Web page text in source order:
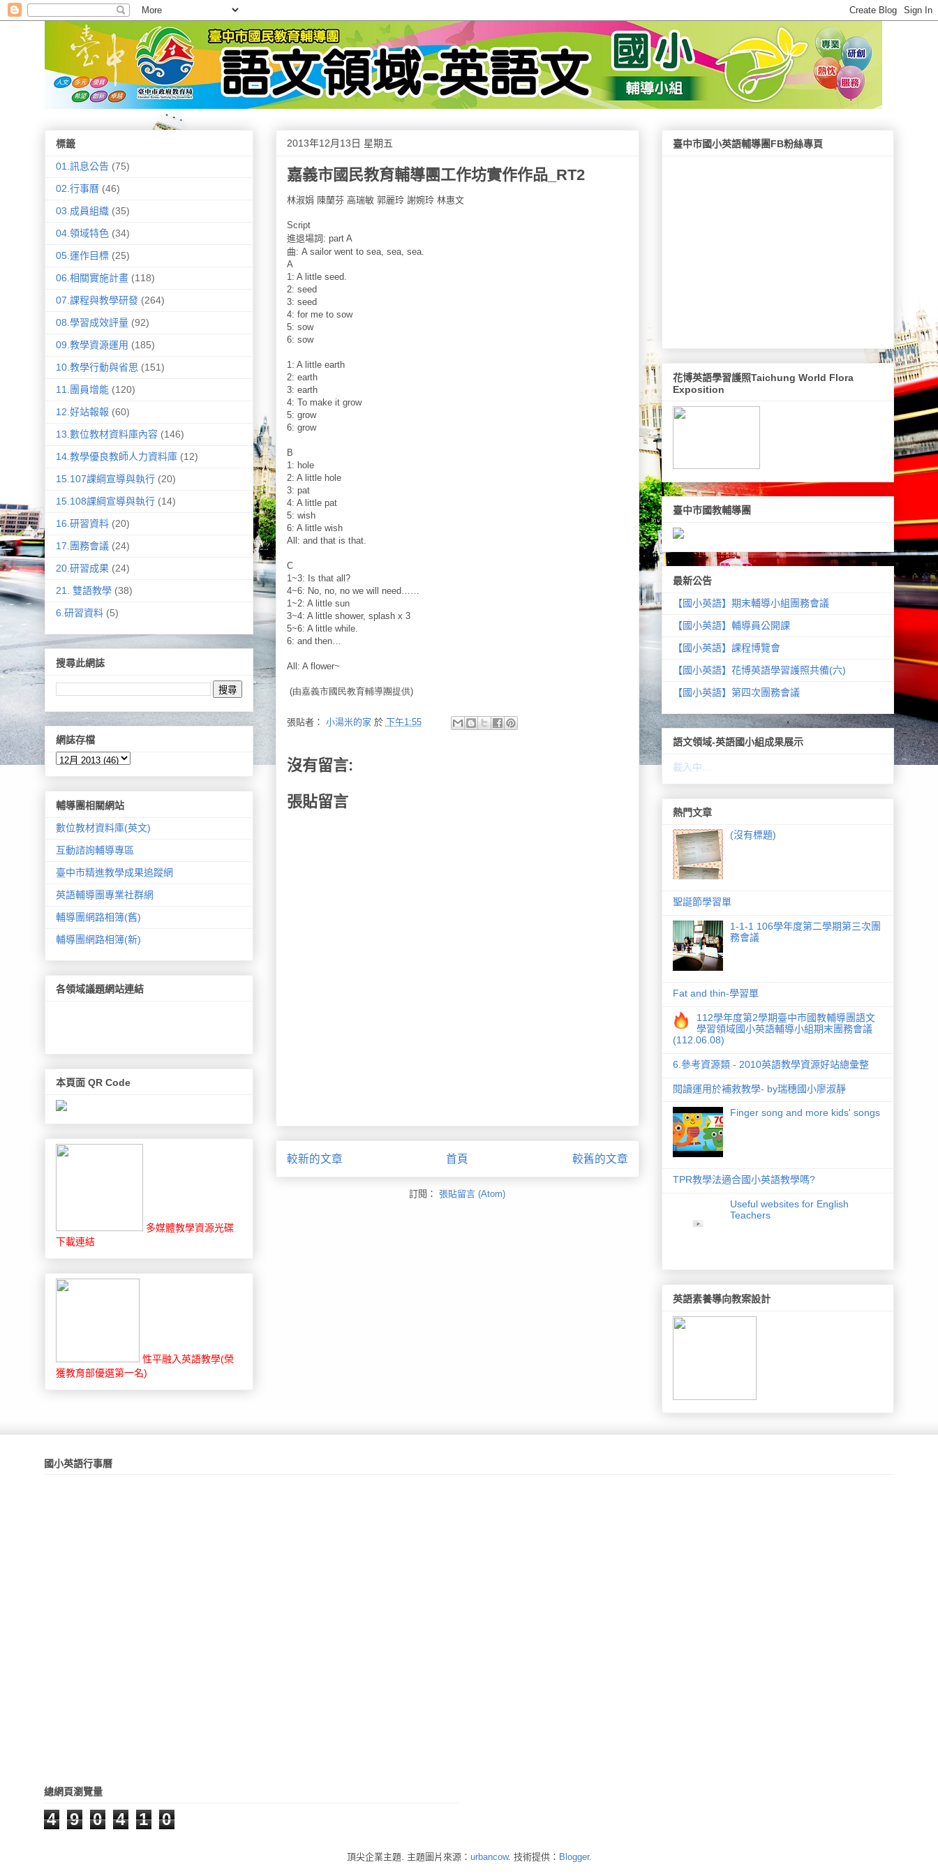
2013年12月13日 星期五
嘉義市國民教育輔導團工作坊實作作品_RT2
林淑娟 陳蘭芬 高瑞敏 郭麗玲 謝婉玲 林惠文
Script
進退場詞: part A
曲: A sailor went to sea, sea, sea.
A
1: A little seed.
2: seed
3: seed
4: for me to sow
5: sow
6: sow
1: A little earth
2: earth
3: earth
4: To make it grow
5: grow
6: grow
B
1: hole
2: A little hole
3: pat
4: A little pat
5: wish
6: A little wish
All: and that is that.
C
1~3: Is that all?
4~6: No, no, no we will need……
1~2: A little sun
3~4: A little shower, splash x 3
5~6: A little while.
6: and then…
All: A flower~
(由嘉義市國民教育輔導團提供)
張貼者： 小湯米的家 於 下午1:55
沒有留言:
張貼留言
較新的文章 較舊的文章
首頁
訂閱： 張貼留言 (Atom)
標籤
01.訊息公告 (75)
02.行事曆 (46)
03.成員組織 (35)
04.領域特色 (34)
05.運作目標 (25)
06.相關實施計畫 (118)
07.課程與教學研發 (264)
08.學習成效評量 (92)
09.教學資源運用 (185)
10.教學行動與省思 (151)
11.團員增能 (120)
12.好站報報 (60)
13.數位教材資料庫內容 (146)
14.教學優良教師人力資料庫 (12)
15.107課綱宣導與執行 (20)
15.108課綱宣導與執行 (14)
16.研習資料 (20)
17.團務會議 (24)
20.研習成果 (24)
21. 雙語教學 (38)
6.研習資料 (5)
搜尋此網誌
網誌存檔
輔導團相關網站
數位教材資料庫(英文)
互動諮詢輔導專區
臺中市精進教學成果追蹤網
英語輔導團專業社群網
輔導團網路相簿(舊)
輔導團網路相簿(新)
各領域議題網站連結
本頁面 QR Code
多媒體教學資源光碟
下載連結
性平融入英語教學(榮
獲教育部優選第一名)
臺中市國小英語輔導團FB粉絲專頁
花博英語學習護照Taichung World Flora
Exposition
臺中市國教輔導團
最新公告
【國小英語】期末輔導小組團務會議
【國小英語】輔導員公開課
【國小英語】課程博覽會
【國小英語】花博英語學習護照共備(六)
【國小英語】第四次團務會議
語文領域-英語國小組成果展示
載入中…
熱門文章
(沒有標題)
聖誕節學習單
1-1-1 106學年度第二學期第三次團
務會議
Fat and thin-學習單
112學年度第2學期臺中市國教輔導團語文
學習領域國小英語輔導小組期末團務會議
(112.06.08)
6.參考資源類 - 2010英語教學資源好站總彙整
閱讀運用於補救教學- by瑞穗國小廖淑靜
Finger song and more kids' songs
TPR教學法適合國小英語教學嗎?
Useful websites for English
Teachers
英語素養導向教案設計
國小英語行事曆
總網頁瀏覽量
4 9 0 4 1 0
頂尖企業主題. 主題圖片來源： urbancow. 技術提供： Blogger.